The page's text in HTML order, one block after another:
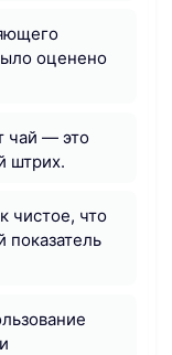
оценено
чай — это
штрих.
чистое, что
показатель